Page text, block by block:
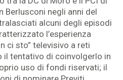
Berlusconi negli anni del
alcuni degli episodi
l’esperienza
ci sto” televisivo a reti
il tentativo di coinvolgerlo in
uso di fondi riservati; il